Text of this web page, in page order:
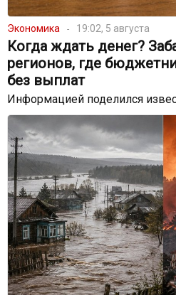
Экономика 19:02, 5 августа
Когда ждать денег?
регионов, где
без выплат
Информацией поделился